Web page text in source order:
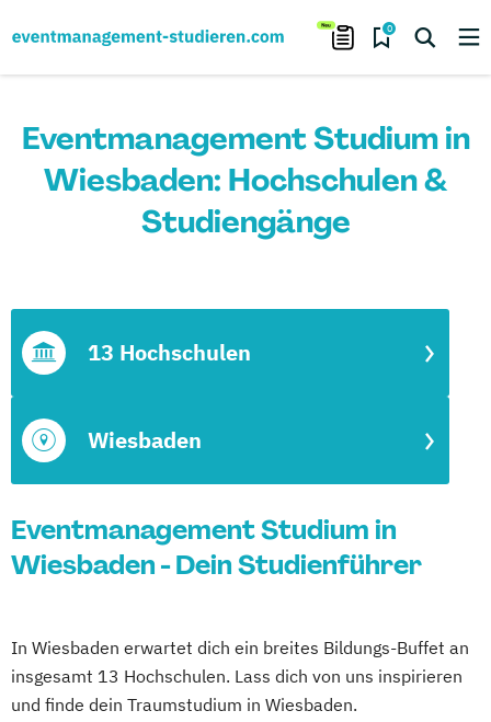
0
Eventmanagement Studium in
Wiesbaden: Hochschulen &
Studiengänge
Wiesbaden
13 Hochschulen
Eventmanagement Studium in
Wiesbaden - Dein Studienführer
In Wiesbaden erwartet dich ein breites Bildungs-Buffet an
insgesamt 13 Hochschulen. Lass dich von uns inspirieren
und finde dein Traumstudium in Wiesbaden.